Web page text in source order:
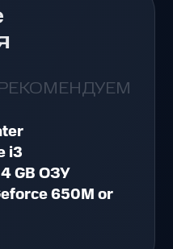
i3
4 GB ОЗУ
650M or